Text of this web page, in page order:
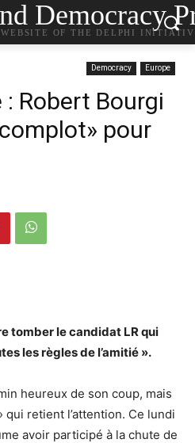
Democracy
OF THE DELPHI
Democracy Europe
Robert Bourgi
pour
tomber le candidat LR qui
les règles de l’amitié ».
heureux de son coup, mais
qui retient l’attention. Ce lundi
avoir participé à la chute de